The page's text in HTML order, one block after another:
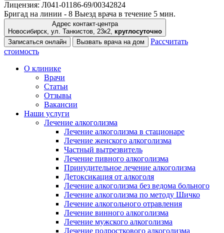
Лицензия: Л041-01186-69/00342824
Бригад на линии - 8 Выезд врача в течение 5 мин.
Адрес контакт-центра
Новосибирск, ул. Танкистов, 23к2, круглосуточно
Записаться онлайн
Вызвать врача на дом
Рассчитать
стоимость
О клинике
Врачи
Статьи
Отзывы
Вакансии
Наши услуги
Лечение алкоголизма
Лечение алкоголизма в стационаре
Лечение женского алкоголизма
Частный вытрезвитель
Лечение пивного алкоголизма
Принудительное лечение алкоголизма
Детоксикация от алкоголя
Лечение алкоголизма без ведома больного
Лечение алкоголизма по методу Шичко
Лечение алкогольного отравления
Лечение винного алкоголизма
Лечение мужского алкоголизма
Лечение подросткового алкоголизма